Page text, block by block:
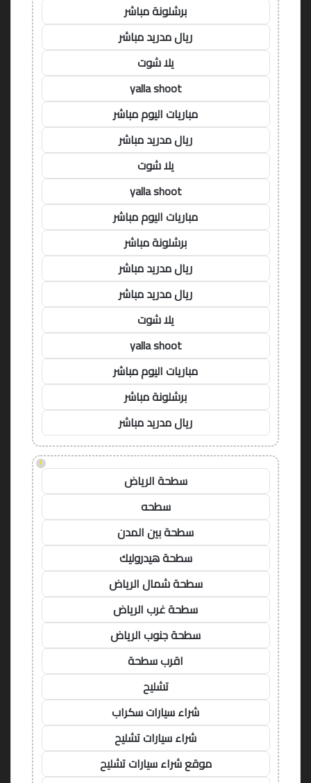
برشلونة مباشر
ريال مدريد مباشر
يلا شوت
yalla shoot
مباريات اليوم مباشر
ريال مدريد مباشر
يلا شوت
yalla shoot
مباريات اليوم مباشر
برشلونة مباشر
ريال مدريد مباشر
ريال مدريد مباشر
يلا شوت
yalla shoot
مباريات اليوم مباشر
برشلونة مباشر
ريال مدريد مباشر
!
سطحة الرياض
سطحه
سطحة بين المدن
سطحة هيدروليك
سطحة شمال الرياض
سطحة غرب الرياض
سطحة جنوب الرياض
اقرب سطحة
تشليح
شراء سيارات سكراب
شراء سيارات تشليح
موقع شراء سيارات تشليح